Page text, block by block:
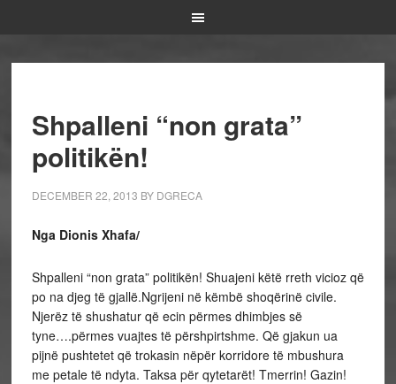
Shpalleni “non grata”
politikën!
DECEMBER 22, 2013 BY DGRECA
Nga Dionis Xhafa/
Shpalleni “non grata” politikën! Shuajeni këtë rreth vicioz që
po na djeg të gjallë.Ngrijeni në këmbë shoqërinë civile.
Njerëz të shushatur që ecin përmes dhimbjes së
tyne….përmes vuajtes të përshpirtshme. Që gjakun ua
pijnë pushtetet që trokasin nëpër korridore të mbushura
me petale të ndyta. Taksa për qytetarët! Tmerrin! Gazin!